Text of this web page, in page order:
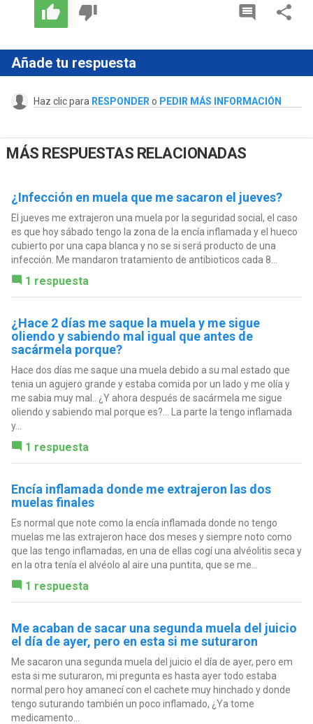
Añade tu respuesta
Haz clic para RESPONDER o PEDIR MÁS INFORMACIÓN
MÁS RESPUESTAS RELACIONADAS
¿Infección en muela que me sacaron el jueves?
El jueves me extrajeron una muela por la seguridad social, el caso
es que hoy sábado tengo la zona de la encía inflamada y el hueco
cubierto por una capa blanca y no se si será producto de una
infección. Me mandaron tratamiento de antibioticos cada 8...
1 respuesta
¿Hace 2 días me saque la muela y me sigue
oliendo y sabiendo mal igual que antes de
sacármela porque?
Hace dos días me saque una muela debido a su mal estado que
tenia un agujero grande y estaba comida por un lado y me olía y
me sabia muy mal.. ¿Y ahora después de sacármela me sigue
oliendo y sabiendo mal porque es?... La parte la tengo inflamada
y...
1 respuesta
Encía inflamada donde me extrajeron las dos
muelas finales
Es normal que note como la encía inflamada donde no tengo
muelas me las extrajeron hace dos meses y siempre noto como
que las tengo inflamadas, en una de ellas cogí una alvéolitis seca y
en la otra tenía el alvéolo al aire una puntita, que se me...
1 respuesta
Me acaban de sacar una segunda muela del juicio
el día de ayer, pero en esta si me suturaron
Me sacaron una segunda muela del juicio el día de ayer, pero em
esta si me suturaron, mi pregunta es hasta ayer todo estaba
normal pero hoy amanecí con el cachete muy hinchado y donde
tengo suturando también un poco inflamado, ¿Ya tome
medicamento...